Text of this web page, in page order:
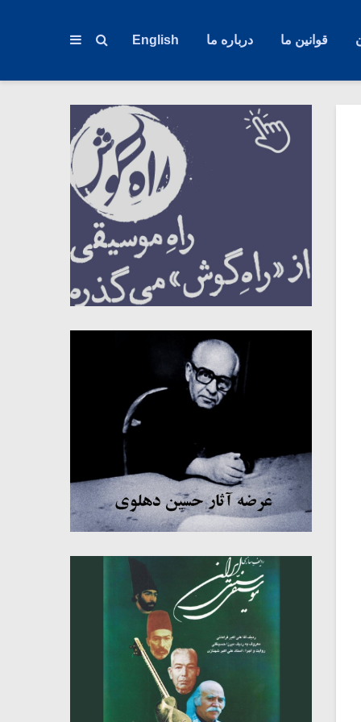
قوانین ما درباره ما English
میکلوش روژا